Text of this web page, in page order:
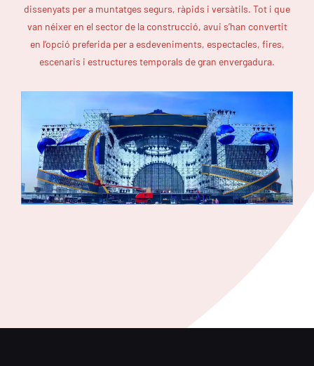
dissenyats per a muntatges segurs, ràpids i versàtils. Tot i que
van néixer en el sector de la construcció, avui s’han convertit
en l’opció preferida per a esdeveniments, espectacles, fires,
escenaris i estructures temporals de gran envergadura.